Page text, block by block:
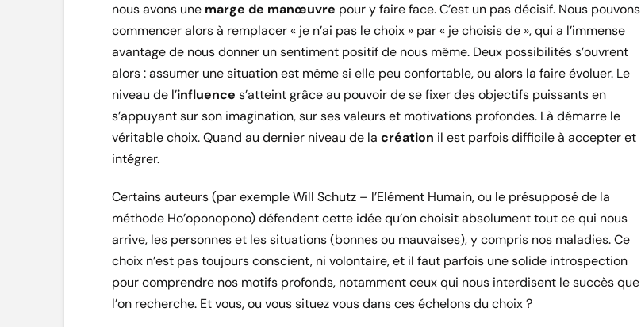
nous avons une marge de manœuvre pour y faire face. C’est un pas décisif. Nous pouvons
commencer alors à remplacer « je n’ai pas le choix » par « je choisis de », qui a l’immense
avantage de nous donner un sentiment positif de nous même. Deux possibilités s’ouvrent
alors : assumer une situation est même si elle peu confortable, ou alors la faire évoluer. Le
niveau de l’influence s’atteint grâce au pouvoir de se fixer des objectifs puissants en
s’appuyant sur son imagination, sur ses valeurs et motivations profondes. Là démarre le
véritable choix. Quand au dernier niveau de la création il est parfois difficile à accepter et
intégrer.
Certains auteurs (par exemple Will Schutz – l’Elément Humain, ou le présupposé de la
méthode Ho’oponopono) défendent cette idée qu’on choisit absolument tout ce qui nous
arrive, les personnes et les situations (bonnes ou mauvaises), y compris nos maladies. Ce
choix n’est pas toujours conscient, ni volontaire, et il faut parfois une solide introspection
pour comprendre nos motifs profonds, notamment ceux qui nous interdisent le succès que
l’on recherche. Et vous, ou vous situez vous dans ces échelons du choix ?